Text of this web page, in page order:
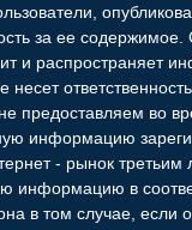
за ее
и распространяет
несет
предоставляем во
информацию
- рынок
информацию в
в том случае, если